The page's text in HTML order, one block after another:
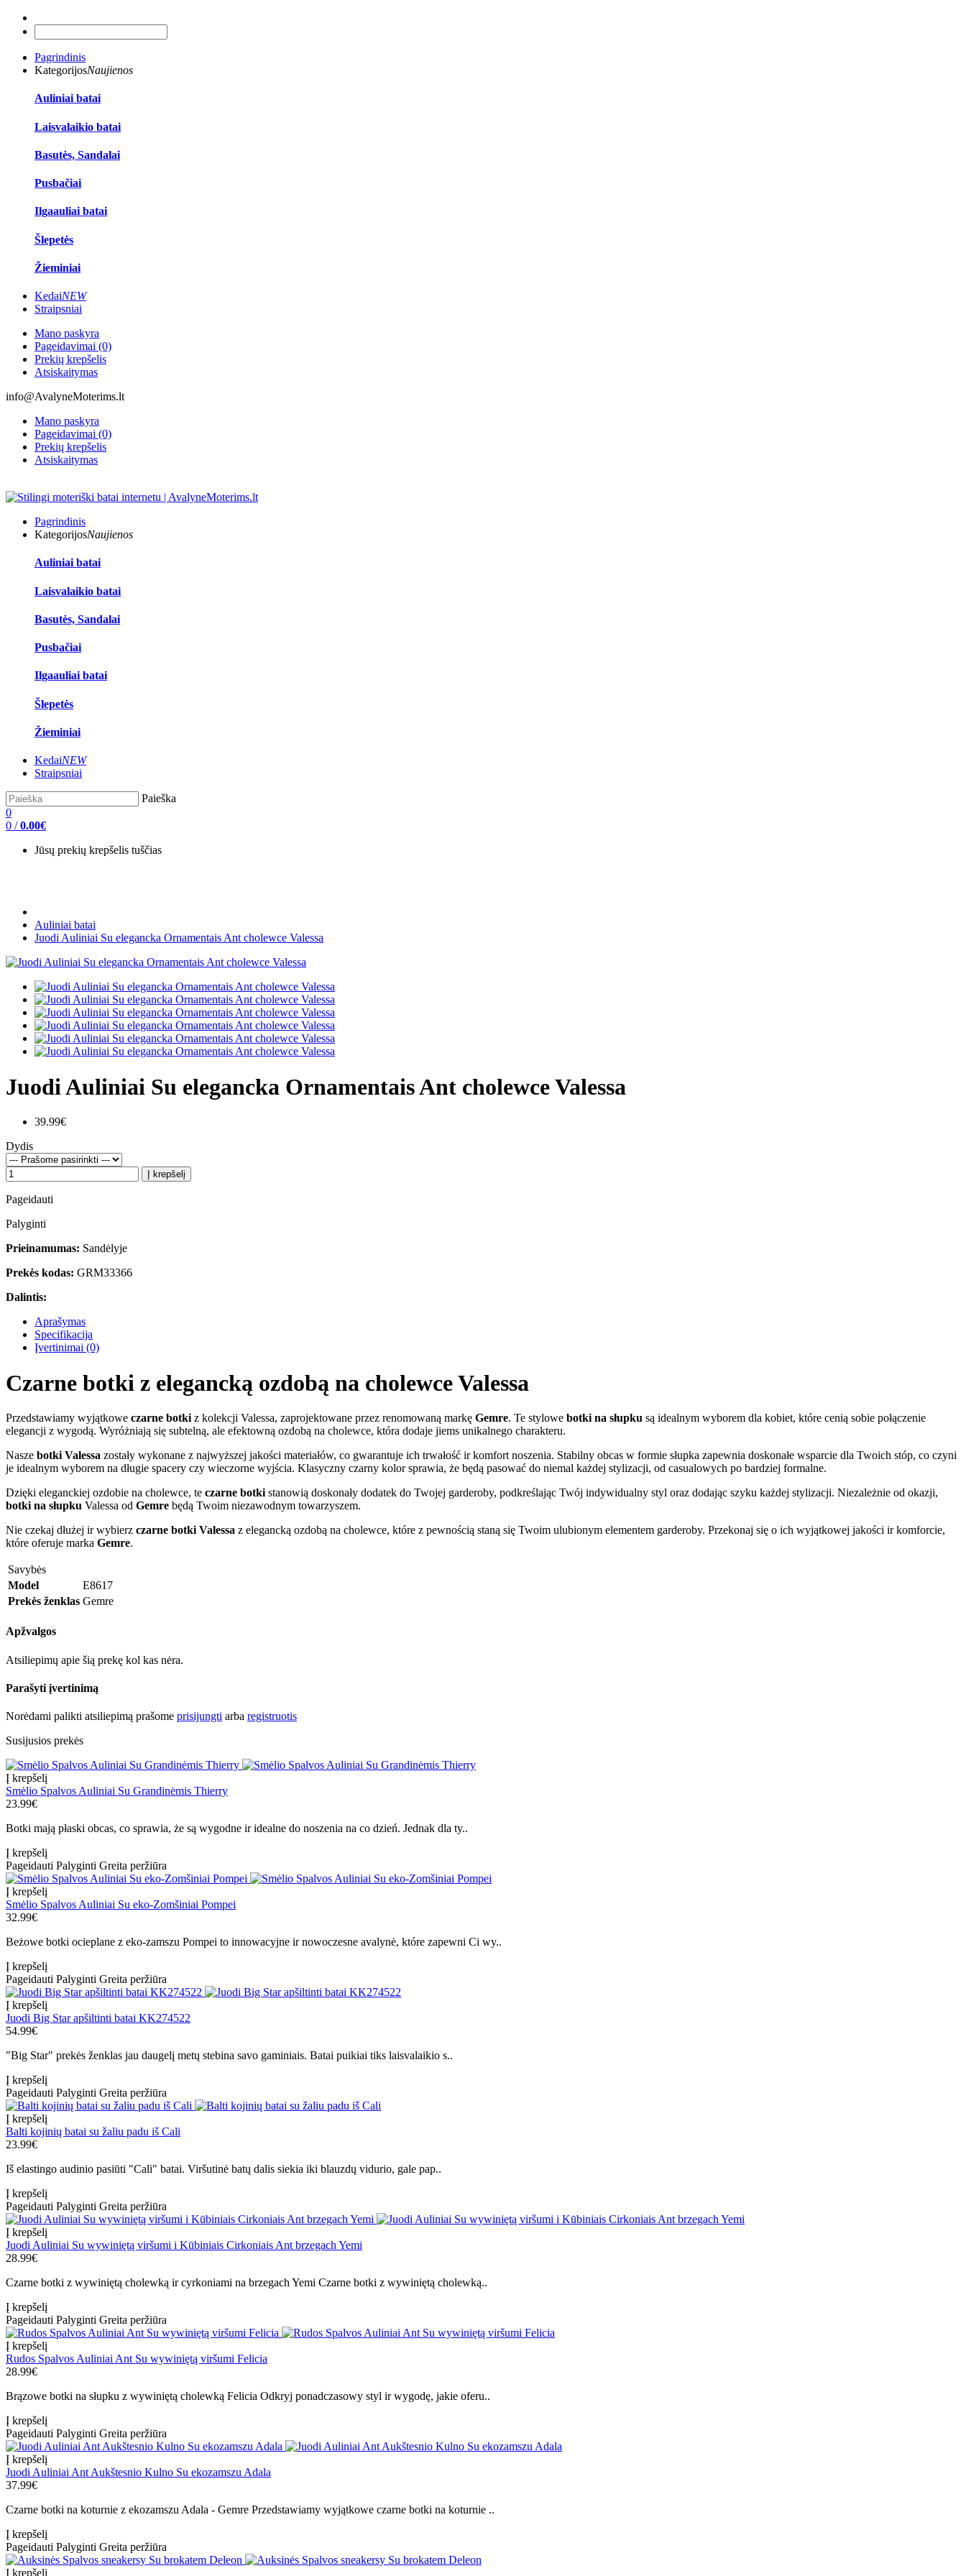
Pagrindinis
KategorijosNaujienos
Auliniai batai
Laisvalaikio batai
Basutės, Sandalai
Pusbačiai
Ilgaauliai batai
Šlepetės
Žieminiai
KedaiNEW
Straipsniai
Mano paskyra
Pageidavimai (0)
Prekių krepšelis
Atsiskaitymas
info@AvalyneMoterims.lt
Mano paskyra
Pageidavimai (0)
Prekių krepšelis
Atsiskaitymas
Pagrindinis
KategorijosNaujienos
Auliniai batai
Laisvalaikio batai
Basutės, Sandalai
Pusbačiai
Ilgaauliai batai
Šlepetės
Žieminiai
KedaiNEW
Straipsniai
Paieška
0
0 / 0.00€
Jūsų prekių krepšelis tuščias
Auliniai batai
Juodi Auliniai Su elegancka Ornamentais Ant cholewce Valessa
Juodi Auliniai Su elegancka Ornamentais Ant cholewce Valessa
39.99€
Dydis
Į krepšelį
Pageidauti
Palyginti
Prieinamumas: Sandėlyje
Prekės kodas: GRM33366
Dalintis:
Aprašymas
Specifikacija
Įvertinimai (0)
Czarne botki z elegancką ozdobą na cholewce Valessa
Przedstawiamy wyjątkowe czarne botki z kolekcji Valessa, zaprojektowane przez renomowaną markę Gemre. Te stylowe botki na słupku są idealnym wyborem dla kobiet, które cenią sobie połączenie
elegancji z wygodą. Wyróżniają się subtelną, ale efektowną ozdobą na cholewce, która dodaje jiems unikalnego charakteru.
Nasze botki Valessa zostały wykonane z najwyższej jakości materiałów, co gwarantuje ich trwałość ir komfort noszenia. Stabilny obcas w formie słupka zapewnia doskonałe wsparcie dla Twoich stóp, co czyni
je idealnym wyborem na długie spacery czy wieczorne wyjścia. Klasyczny czarny kolor sprawia, że będą pasować do niemal każdej stylizacji, od casualowych po bardziej formalne.
Dzięki eleganckiej ozdobie na cholewce, te czarne botki stanowią doskonały dodatek do Twojej garderoby, podkreślając Twój indywidualny styl oraz dodając szyku każdej stylizacji. Niezależnie od okazji,
botki na słupku Valessa od Gemre będą Twoim niezawodnym towarzyszem.
Nie czekaj dłużej ir wybierz czarne botki Valessa z elegancką ozdobą na cholewce, które z pewnością staną się Twoim ulubionym elementem garderoby. Przekonaj się o ich wyjątkowej jakości ir komforcie,
które oferuje marka Gemre.
Savybės
Model
E8617
Prekės ženklas Gemre
Apžvalgos
Atsiliepimų apie šią prekę kol kas nėra.
Parašyti įvertinimą
Norėdami palikti atsiliepimą prašome prisijungti arba registruotis
Susijusios prekės
Į krepšelį
Smėlio Spalvos Auliniai Su Grandinėmis Thierry
23.99€
Botki mają płaski obcas, co sprawia, że są wygodne ir idealne do noszenia na co dzień. Jednak dla ty..
Į krepšelį
Pageidauti Palyginti Greita peržiūra
Į krepšelį
Smėlio Spalvos Auliniai Su eko-Zomšiniai Pompei
32.99€
Beżowe botki ocieplane z eko-zamszu Pompei to innowacyjne ir nowoczesne avalynė, które zapewni Ci wy..
Į krepšelį
Pageidauti Palyginti Greita peržiūra
Į krepšelį
Juodi Big Star apšiltinti batai KK274522
54.99€
"Big Star" prekės ženklas jau daugelį metų stebina savo gaminiais. Batai puikiai tiks laisvalaikio s..
Į krepšelį
Pageidauti Palyginti Greita peržiūra
Į krepšelį
Balti kojinių batai su žaliu padu iš Cali
23.99€
Iš elastingo audinio pasiūti "Cali" batai. Viršutinė batų dalis siekia iki blauzdų vidurio, gale pap..
Į krepšelį
Pageidauti Palyginti Greita peržiūra
Į krepšelį
Juodi Auliniai Su wywiniętą viršumi i Kūbiniais Cirkoniais Ant brzegach Yemi
28.99€
Czarne botki z wywiniętą cholewką ir cyrkoniami na brzegach Yemi Czarne botki z wywiniętą cholewką..
Į krepšelį
Pageidauti Palyginti Greita peržiūra
Į krepšelį
Rudos Spalvos Auliniai Ant Su wywiniętą viršumi Felicia
28.99€
Brązowe botki na słupku z wywiniętą cholewką Felicia Odkryj ponadczasowy styl ir wygodę, jakie oferu..
Į krepšelį
Pageidauti Palyginti Greita peržiūra
Į krepšelį
Juodi Auliniai Ant Aukštesnio Kulno Su ekozamszu Adala
37.99€
Czarne botki na koturnie z ekozamszu Adala - Gemre Przedstawiamy wyjątkowe czarne botki na koturnie ..
Į krepšelį
Pageidauti Palyginti Greita peržiūra
Į krepšelį